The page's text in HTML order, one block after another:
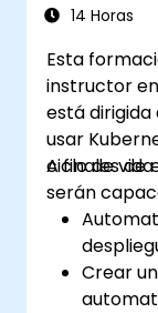
integración,
trabajo
eficiencia
14 Horas
Esta
instructor
está dirigida
usar
ciclo de vida
A finales de
serán
Crear